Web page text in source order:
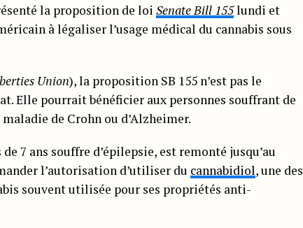
la proposition de loi Senate Bill 155lundi et
à légaliser l’usage médical du cannabis sous
Union), la proposition SB 155 n’est pas le
Elle pourrait bénéficier aux personnes souffrant de
de Crohn ou d’Alzheimer.
7 ans souffre d’épilepsie, est remonté jusqu’au
l’autorisation d’utiliser du cannabidiol, une des
souvent utilisée pour ses propriétés anti-